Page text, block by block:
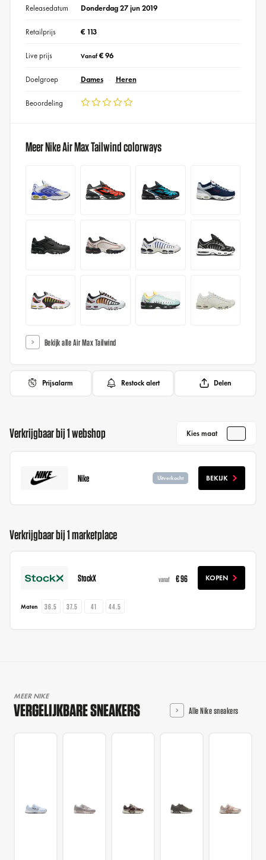
Releasedatum Donderdag 27 jun 2019
Retailprijs € 113
Live prijs Vanaf€ 96
Doelgroep Dames Heren
Beoordeling
Meer Nike Air Max Tailwind colorways
Bekijk alle Air Max Tailwind
Prijsalarm Restock alert Delen
Verkrijgbaar bij 1 webshop Kies maat
Nike Uitverkocht BEKIJK
Verkrijgbaar bij 1 marketplace
StockX vanaf € 96 KOPEN
Maten 36.5 37.5 41 44.5
MEER NIKE
VERGELIJKBARE SNEAKERS Alle Nike sneakers